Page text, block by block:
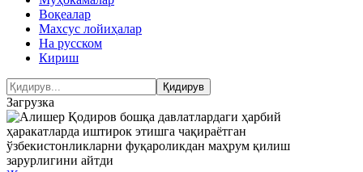
Воқеалар
Махсус лойиҳалар
На русском
Кириш
Загрузка